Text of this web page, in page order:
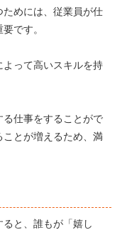
ためには、従業員が仕
です。
って高いスキルを持
仕事をすることがで
ことが増えるため、満
と、誰もが「嬉し